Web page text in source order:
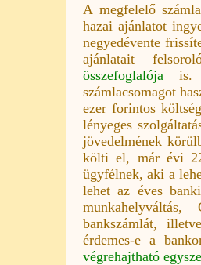
A megfelelő
hazai ajánlatot
negyedévente
ajánlatait
összefoglalója is.
számlacsomagot
ezer forintos
lényeges
jövedelmének
költi el, már évi
ügyfélnek, aki a
lehet az éves
bankszámlát,
érdemes-e a
végrehajtható